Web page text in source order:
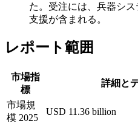
た。受注には、兵器シ
支援が含まれる。
レポート範囲
市場指
標
詳細と
市場規
模 2025
USD 11.36 billion